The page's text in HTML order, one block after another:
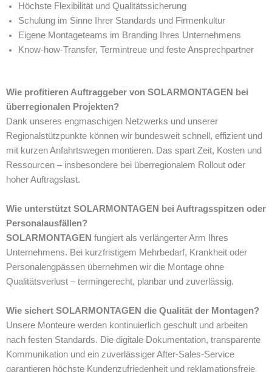
Höchste Flexibilität und Qualitätssicherung
Schulung im Sinne Ihrer Standards und Firmenkultur
Eigene Montageteams im Branding Ihres Unternehmens
Know-how-Transfer, Termintreue und feste Ansprechpartner
Wie profitieren Auftraggeber von SOLARMONTAGEN bei
überregionalen Projekten?
Dank unseres engmaschigen Netzwerks und unserer
Regionalstützpunkte können wir bundesweit schnell, effizient und
mit kurzen Anfahrtswegen montieren. Das spart Zeit, Kosten und
Ressourcen – insbesondere bei überregionalem Rollout oder
hoher Auftragslast.
Wie unterstützt SOLARMONTAGEN bei Auftragsspitzen oder
Personalausfällen?
SOLARMONTAGEN fungiert als verlängerter Arm Ihres
Unternehmens. Bei kurzfristigem Mehrbedarf, Krankheit oder
Personalengpässen übernehmen wir die Montage ohne
Qualitätsverlust – termingerecht, planbar und zuverlässig.
Wie sichert SOLARMONTAGEN die Qualität der Montagen?
Unsere Monteure werden kontinuierlich geschult und arbeiten
nach festen Standards. Die digitale Dokumentation, transparente
Kommunikation und ein zuverlässiger After-Sales-Service
garantieren höchste Kundenzufriedenheit und reklamationsfreie